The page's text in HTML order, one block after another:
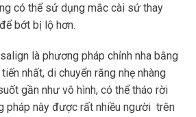
có thể sử dụng mắc cài sứ thay
bớt bị lộ hơn.
là phương pháp chỉnh nha bằng
nhất, di chuyển răng nhẹ nhàng
gần như vô hình, có thể tháo rời
pháp này được rất nhiều người trên